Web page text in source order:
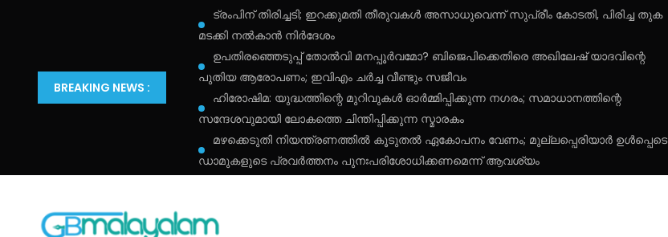
BREAKING NEWS :
ട്രംപിന് തിരിച്ചടി; ഇറക്കുമതി തീരുവകൾ അസാധുവെന്ന് സുപ്രീം കോടതി, പിരിച്ച തുക
മടക്കി നൽകാൻ നിർദേശം
ഉപതിരഞ്ഞെടുപ്പ് തോൽവി മനപ്പൂർവമോ? ബിജെപിക്കെതിരെ അഖിലേഷ് യാദവിന്റെ
പുതിയ ആരോപണം; ഇവിഎം ചർച്ച വീണ്ടും സജീവം
ഹിരോഷിമ: യുദ്ധത്തിന്റെ മുറിവുകൾ ഓർമ്മിപ്പിക്കുന്ന നഗരം; സമാധാനത്തിന്റെ
സന്ദേശവുമായി ലോകത്തെ ചിന്തിപ്പിക്കുന്ന സ്മാരകം
മഴക്കെടുതി നിയന്ത്രണത്തിൽ കൂടുതൽ ഏകോപനം വേണം; മുല്ലപ്പെരിയാർ ഉൾപ്പെടെ
ഡാമുകളുടെ പ്രവർത്തനം പുനഃപരിശോധിക്കണമെന്ന് ആവശ്യം